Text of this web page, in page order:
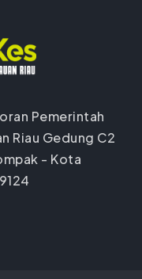
Pemerintah
Riau Gedung C2
- Kota